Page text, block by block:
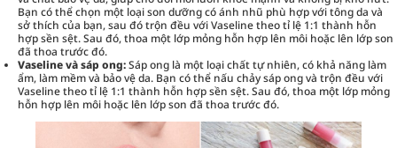
Bạn có thể chọn một loại son dưỡng có ánh nhũ phù hợp với tông da và
sở thích của bạn, sau đó trộn đều với Vaseline theo tỉ lệ 1:1 thành hỗn
hợp sền sệt. Sau đó, thoa một lớp mỏng hỗn hợp lên môi hoặc lên lớp son
đã thoa trước đó.
Vaseline và sáp ong:Sáp ong là một loại chất tự nhiên, có khả năng làm
ẩm, làm mềm và bảo vệ da. Bạn có thể nấu chảy sáp ong và trộn đều với
Vaseline theo tỉ lệ 1:1 thành hỗn hợp sền sệt. Sau đó, thoa một lớp mỏng
hỗn hợp lên môi hoặc lên lớp son đã thoa trước đó.